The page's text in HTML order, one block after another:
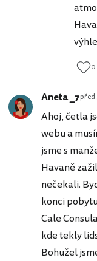
0
Aneta _7před
Ahoj, četla
webu a
jsme s
Havaně
nečekali.
konci
Cale
kde tekly
Bohužel